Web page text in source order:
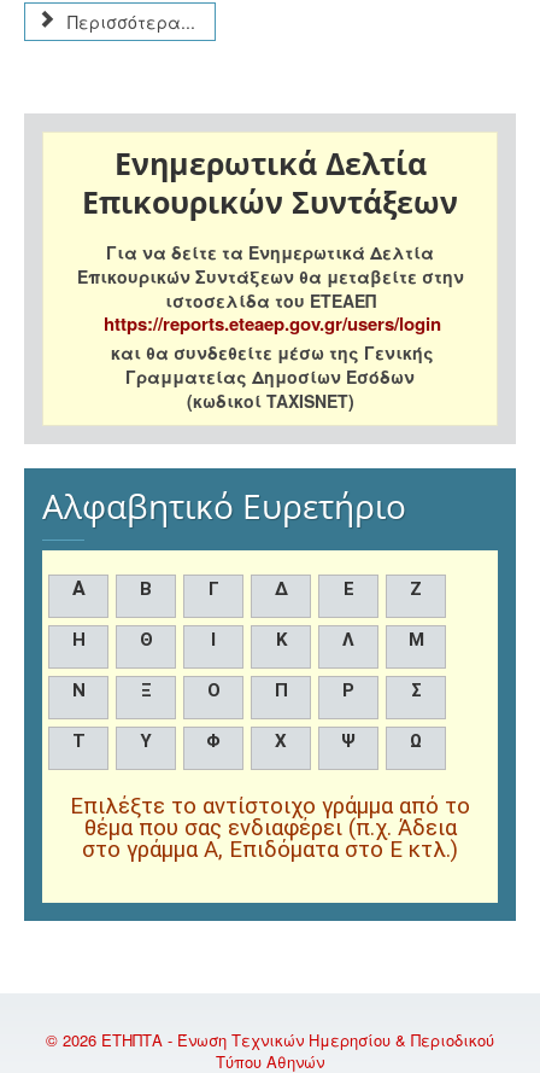
Περισσότερα...
Ενημερωτικά Δελτία
Επικουρικών Συντάξεων
Για να δείτε τα Ενημερωτικά Δελτία
Επικουρικών Συντάξεων θα μεταβείτε στην
ιστοσελίδα του ΕΤΕΑΕΠ
https://reports.eteaep.gov.gr/users/login
και θα συνδεθείτε μέσω της Γενικής
Γραμματείας Δημοσίων Εσόδων
(κωδικοί TAXISNET)
Αλφαβητικό Ευρετήριο
Α Β Γ Δ Ε Ζ
Η Θ Ι Κ Λ Μ
Ν Ξ Ο Π Ρ Σ
Τ Υ Φ Χ Ψ Ω
Επιλέξτε το αντίστοιχο γράμμα από το
θέμα που σας ενδιαφέρει (π.χ. Άδεια
στο γράμμα Α, Επιδόματα στο Ε κτλ.)
© 2026 ΕΤΗΠΤΑ - Ένωση Τεχνικών Ημερησίου & Περιοδικού
Τύπου Αθηνών